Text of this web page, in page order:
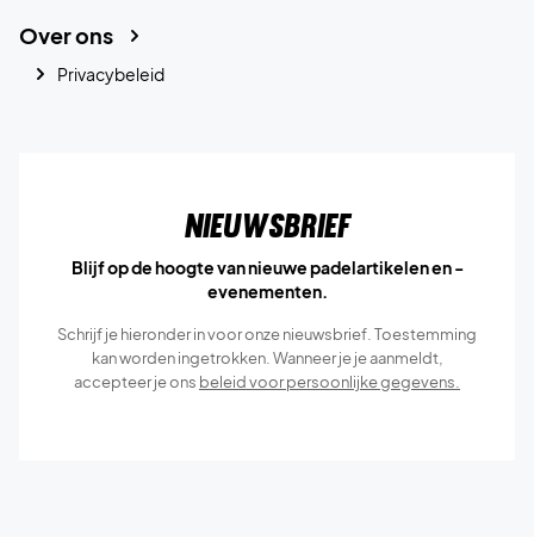
Over ons
Privacybeleid
Nieuwsbrief
Blijf op de hoogte van nieuwe padelartikelen en -
evenementen.
Schrijf je hieronder in voor onze nieuwsbrief. Toestemming
kan worden ingetrokken. Wanneer je je aanmeldt,
accepteer je ons beleid voor persoonlijke gegevens.